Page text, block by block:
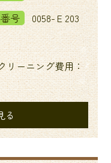
号
0058-Ｅ203
リーニング費用：
る